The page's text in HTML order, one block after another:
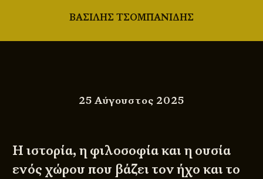
ΒΑΣΙΛΗΣ ΤΣΟΜΠΑΝΙΔΗΣ
25 Αύγουστος 2025
Η ιστορία, η φιλοσοφία και η ουσία
ενός χώρου που βάζει τον ήχο και το